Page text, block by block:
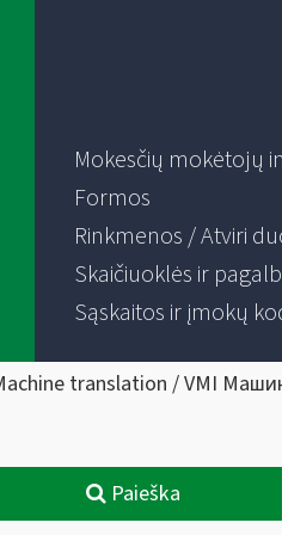
Mokesčių mokėtojų
Formos
Rinkmenos / Atviri
Skaičiuoklės ir
Sąskaitos ir įmokų
translation / VMI
Paieška